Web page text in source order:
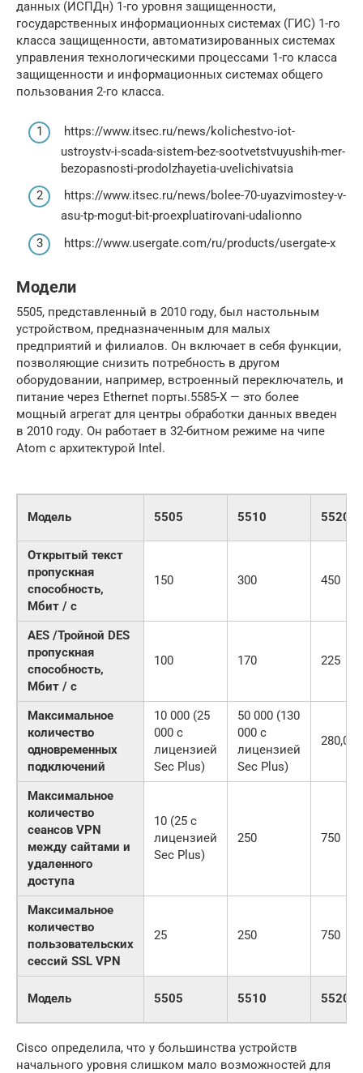
данных (ИСПДн) 1-го уровня защищенности,
государственных информационных системах (ГИС) 1-го
класса защищенности, автоматизированных системах
управления технологическими процессами 1-го класса
защищенности и информационных системах общего
пользования 2-го класса.
https://www.itsec.ru/news/kolichestvo-iot-
ustroystv-i-scada-sistem-bez-sootvetstvuyushih-mer-
bezopasnosti-prodolzhayetia-uvelichivatsia
https://www.itsec.ru/news/bolee-70-uyazvimostey-v-
asu-tp-mogut-bit-proexpluatirovani-udalionno
https://www.usergate.com/ru/products/usergate-x
Модели
5505, представленный в 2010 году, был настольным
устройством, предназначенным для малых
предприятий и филиалов. Он включает в себя функции,
позволяющие снизить потребность в другом
оборудовании, например, встроенный переключатель, и
питание через Ethernet порты.5585-X — это более
мощный агрегат для центры обработки данных введен
в 2010 году. Он работает в 32-битном режиме на чипе
Atom с архитектурой Intel.
Модель 5505 5510 5520
Открытый текст
пропускная
способность,
Мбит / с
150 300 450
AES /Тройной DES
пропускная
способность,
Мбит / с
100 170 225
Максимальное
количество
одновременных
подключений
10 000 (25
000 с
лицензией
Sec Plus)
50 000 (130
000 с
лицензией
Sec Plus)
280,000
Максимальное
количество
сеансов VPN
между сайтами и
удаленного
доступа
10 (25 с
лицензией
Sec Plus)
250 750
Максимальное
количество
пользовательских
сессий SSL VPN
25 250 750
Модель 5505 5510 5520
Cisco определила, что у большинства устройств
начального уровня слишком мало возможностей для